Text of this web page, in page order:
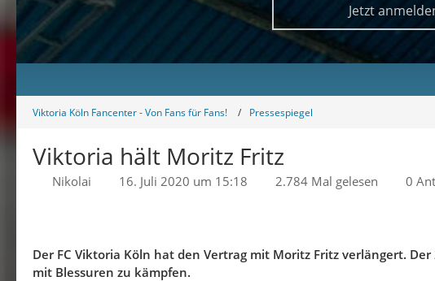
Jetzt
Viktoria Köln Fancenter - Von Fans für Fans! Pressespiegel
Viktoria hält Moritz Fritz
Nikolai 16. Juli 2020 um 15:18 2.784 Mal gelesen 0
Der FC Viktoria Köln hat den Vertrag mit Moritz Fritz verlängert.
mit Blessuren zu kämpfen.